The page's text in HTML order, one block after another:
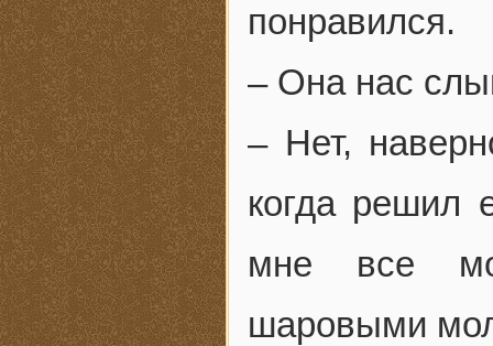
понравился.
– Она нас
– Нет,
когда решил
мне все
шаровыми